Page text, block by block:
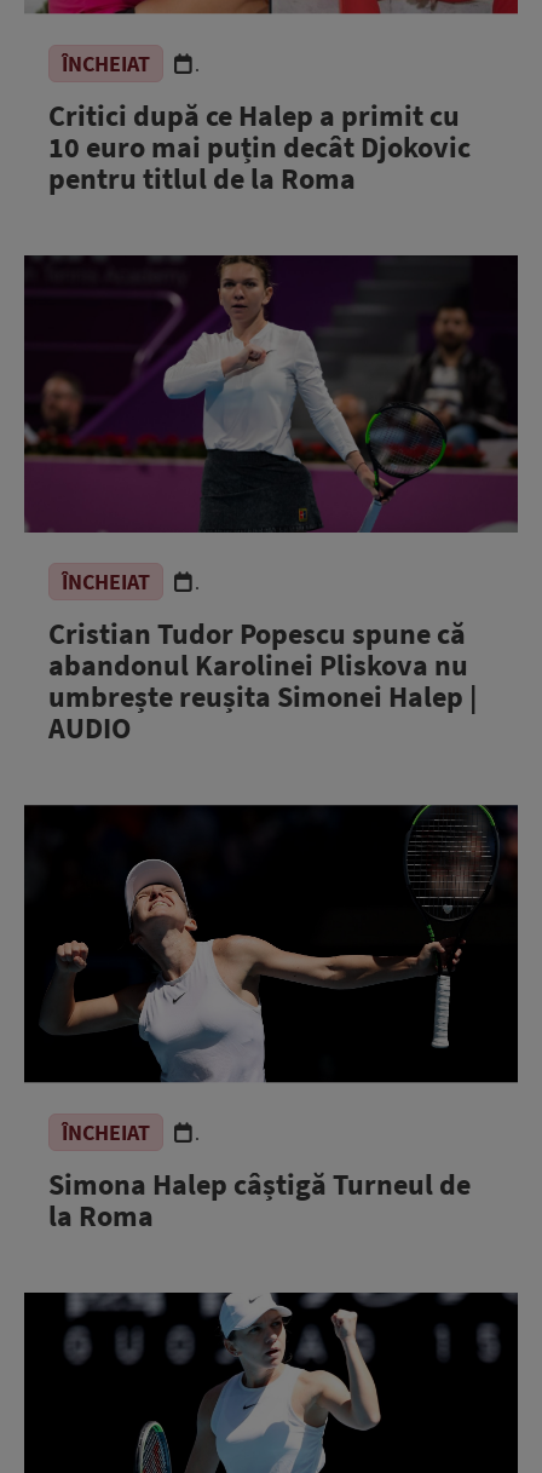
ÎNCHEIAT .
Critici după ce Halep a primit cu
10 euro mai puțin decât Djokovic
pentru titlul de la Roma
ÎNCHEIAT .
Cristian Tudor Popescu spune că
abandonul Karolinei Pliskova nu
umbrește reușita Simonei Halep |
AUDIO
ÎNCHEIAT .
Simona Halep câștigă Turneul de
la Roma